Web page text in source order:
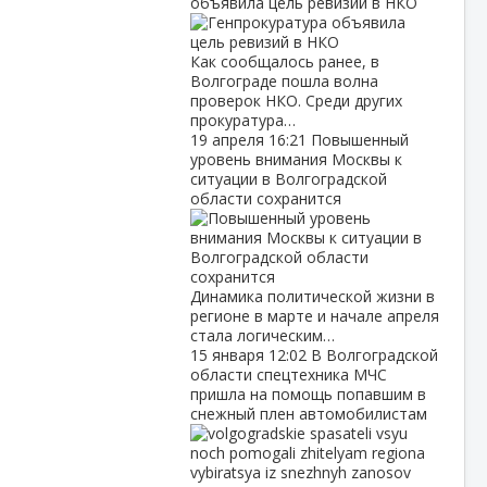
Как сообщалось ранее, в
Волгограде пошла волна
проверок НКО. Среди других
прокуратура…
19 апреля 16:21 Повышенный
уровень внимания Москвы к
ситуации в Волгоградской
области сохранится
Динамика политической жизни в
регионе в марте и начале апреля
стала логическим…
15 января 12:02 В Волгоградской
области спецтехника МЧС
пришла на помощь попавшим в
снежный плен автомобилистам